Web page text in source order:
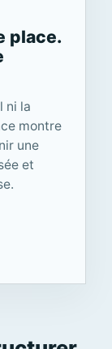
place.
ni la
montre
une
et